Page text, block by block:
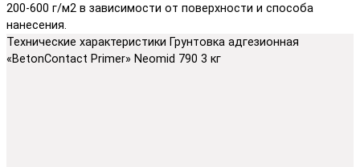
200-600 г/м2 в зависимости от поверхности и способа
нанесения.
Технические характеристики Грунтовка адгезионная
«BetonContact Primer» Neomid 790 3 кг